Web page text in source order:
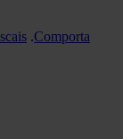
.Comporta